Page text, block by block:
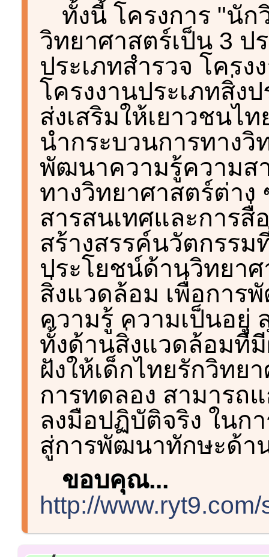
ทั้งนี้ โครงการ "นั
วิทยาศาสตร์เป็น 3 ป
ประเภทสำรวจ โคร
โครงงานประเภทสิ่ง
ส่งเสริมให้เยาวชนไ
นำกระบวนการทางวิ
พัฒนาความรู้ความส
ทางวิทยาศาสตร์ต่าง
สารสนเทศและการสื่
สร้างสรรค์นวัตกรรม
ประโยชน์ด้านวิทยา
สิ่งแวดล้อม เพื่อกา
ความรู้ ความเป็นอยู่
ทั้งด้านสิ่งแวดล้อมที่
ฝังให้เด็กไทยรักวิท
การทดลอง สามารถ
ลงมือปฏิบัติจริง ในก
สู่การพัฒนาทักษะด้า
ขอบคุณ...
http://